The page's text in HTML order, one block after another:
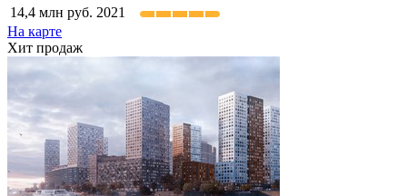
14,4 млн руб. 2021
На карте
Хит продаж